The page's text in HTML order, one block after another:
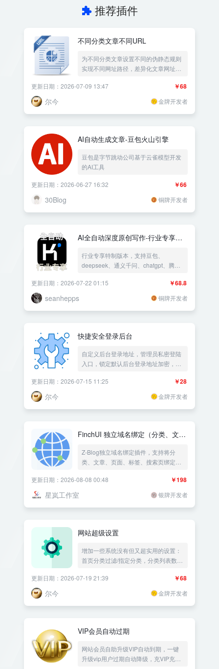
推荐插件
不同分类文章不同URL
为不同分类文章设置不同的伪静态规则
实现不同网址路径，差异化文章网址，
章不同URL网址路由防采集——《益吾￥68
更新日期：2026-07-09 13:47
尔今 金牌开发者
AI自动生成文章-豆包火山引擎
豆包是字节跳动公司基于云雀模型开发
的AI工具
￥66
更新日期：2026-06-27 16:32
30Blog 铜牌开发者
AI全自动深度原创写作-行业专享版 -
豆包、deepseek、通义千问、腾
讯、智普、百度云、文心一言
行业专享特制版本，支持豆包、
deepseek、通义千问、chatgpt、腾
￥68.8
更新日期：2026-07-22 01:15
seanhepps 铜牌开发者
快捷安全登录后台
自定义后台登录地址，管理员私密登陆
入口，锁定默认后台登录地址加密，后
登录安全防护加固|更改后台地址修改|
防止爆破解登录密码|修改保持登录时
间|防verify破解——《益吾库》尔今作
￥28
更新日期：2026-07-15 11:25
尔今 金牌开发者
FinchUI 独立域名绑定（分类、文
名）
Z-Blog独立域名绑定插件，支持将分
类、文章、页面、标签、搜索页绑定到
成域名，也支持手动指定独立域名。文
章可从所属分类继承域名，分类/标签页
主站旧链接自动301跳转。适用于多频
￥198
更新日期：2026-08-08 00:48
星岚工作室 银牌开发者
网站超级设置
增加一些系统没有但又超实用的设置：
首页分类过滤/指定分类，分类列表数量
闭搜索禁用搜索限制|文章排序文章更新
时间|首页过滤分类指定|任意页面设置
为首页|屏蔽分类设置成首页|同分类下
￥68
更新日期：2026-07-19 21:39
尔今 金牌开发者
VIP会员自动过期
网站会员自助升级VIP自动到期，一键
升级vip用户过期自动降级，充VIP充会